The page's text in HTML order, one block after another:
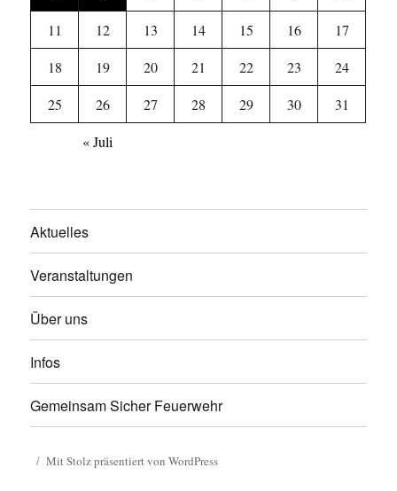
11
12 13 14 15 16
17
18
19 20 21 22 23
24
25
26 27 28 29 30
31
« Juli
Aktuelles
Veranstaltungen
Über uns
Infos
Gemeinsam Sicher Feuerwehr
Mit Stolz präsentiert von WordPress